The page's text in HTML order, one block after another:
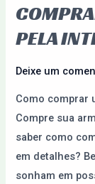
PELA
Deixe um
Como comprar
Compre sua
saber como
em detalhes?
sonham em
Comprar
do
Paraguai
Internet